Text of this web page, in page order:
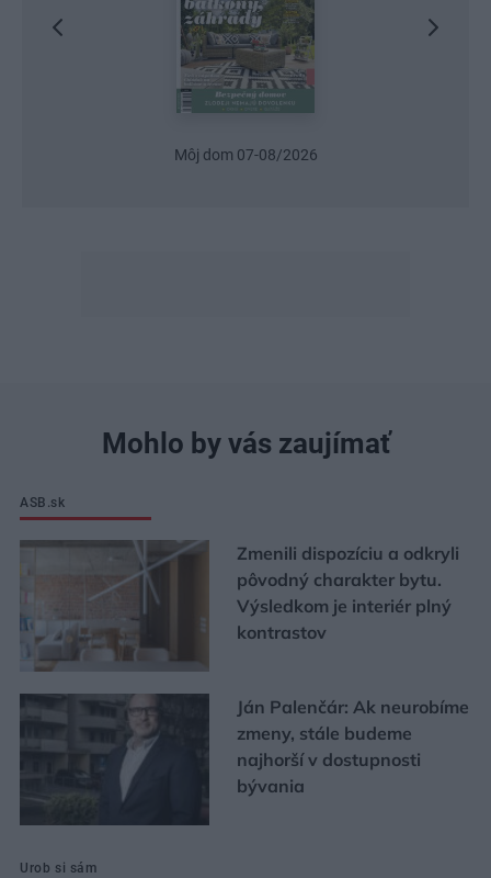
Urob si sám 6/2026
Mohlo by vás zaujímať
ASB.sk
Zmenili dispozíciu a odkryli
pôvodný charakter bytu.
Výsledkom je interiér plný
kontrastov
Ján Palenčár: Ak neurobíme
zmeny, stále budeme
najhorší v dostupnosti
bývania
Urob si sám